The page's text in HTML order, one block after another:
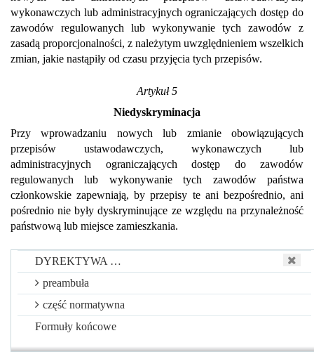
DYREKTYWA …
preambuła
część normatywna
Formuły końcowe
wykonawczych lub administracyjnych ograniczających dostęp do
zawodów regulowanych lub wykonywanie tych zawodów z
zasadą proporcjonalności, z należytym uwzględnieniem wszelkich
zmian, jakie nastąpiły od czasu przyjęcia tych przepisów.
Artykuł 5
Niedyskryminacja
Przy wprowadzaniu nowych lub zmianie obowiązujących
przepisów ustawodawczych, wykonawczych lub
administracyjnych ograniczających dostęp do zawodów
regulowanych lub wykonywanie tych zawodów państwa
członkowskie zapewniają, by przepisy te ani bezpośrednio, ani
pośrednio nie były dyskryminujące ze względu na przynależność
państwową lub miejsce zamieszkania.
Uzasadnienie ze względu na cele interesu publicznego
1. Państwa członkowskie zapewniają, by przepisy
ustawodawcze, wykonawcze lub administracyjne ograniczające
dostęp do zawodów regulowanych lub wykonywanie tych
zawodów, które zamierzają wprowadzić, oraz zmiany, które